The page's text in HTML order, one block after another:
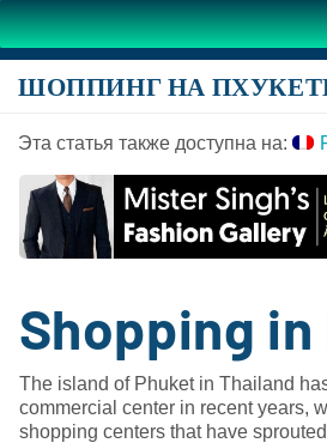
ШОППИНГ НА
Эта статья также доступна на:
Shopping in
The island of Phuket in Thailand
commercial center in recent years,
shopping centers that have